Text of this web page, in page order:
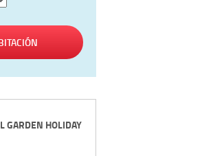
GARDEN HOLIDAY